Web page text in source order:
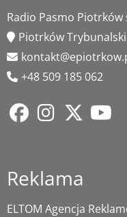
Radio Pasmo Piotrków
Piotrków
+48 509 185 062
Reklama
ELTOM Agencja